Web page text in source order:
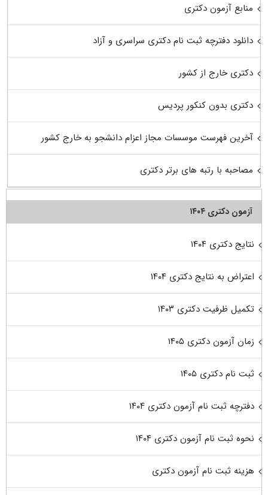
منابع آزمون دکتری
دانلود دفترچه ثبت نام دکتری سراسری و آزاد
دکتری خارج از کشور
دکتری بدون کنکور پردیس
آخرین فهرست موسسات مجاز اعزام دانشجو به خارج کشور
مصاحبه با رتبه های برتر دکتری
آزمون دکتری ۱۴۰۴
نتایج دکتری ۱۴۰۴
اعتراض به نتایج دکتری ۱۴۰۴
تکمیل ظرفیت دکتری ۱۴۰۳
زمان آزمون دکتری ۱۴۰۵
ثبت نام دکتری ۱۴۰۵
دفترچه ثبت نام آزمون دکتری ۱۴۰۴
نحوه ثبت نام آزمون دکتری ۱۴۰۴
هزینه ثبت نام آزمون دکتری